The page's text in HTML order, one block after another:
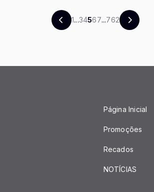
1...34567...762
Página Inicial
Promoções
Recados
NOTÍCIAS